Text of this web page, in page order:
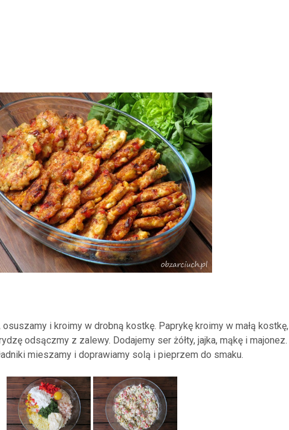
i kroimy w drobną kostkę. Paprykę kroimy w małą kostkę,
odsączmy z zalewy. Dodajemy ser żółty, jajka, mąkę i majonez.
mieszamy i doprawiamy solą i pieprzem do smaku.